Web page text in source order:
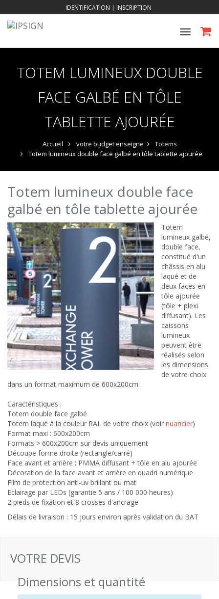
IDENTIFICATION | INSCRIPTION
Toggle
TOTEM LUMINEUX DOUBLE
FACE GALBÉ EN TÔLE
TABLETTE AJOURÉE
Accueil votre budget enseigne
Totems
Totem lumineux double face galbé en tôle tablette ajourée
Totem lumineux double face
galbé en tôle tablette ajourée
Totem
lumineux galbé,
double face,
constitué d'un
châssis en alu
laqué et de
deux faces en
tôle ajourée
(tôle + plexi
diffusant). Les
caissons
lumineux
peuvent être
réalisés selon
les dimensions
de votre choix
dans un format maximum de 600x200cm.
Caractéristiques :
Totem double face galbé
Totem laqué à la couleur RAL de votre choix (voir nuancier)
Format maxi : 600x200cm
Formats > 600x200cm sur devis uniquement
Découpe forme droite (rectangle/carré)
Face avant et arrière : PMMA diffusant + tôle en alu ajourée
Décoration de la face avant et arrière en quadri numérique
Film de protection anti-uv brillant ou mat
Eclairage par LEDs (garantie 5 ans / 100 000 heures)
2 pieds de fixation et 8 crosses d'ancrage
Délais de livraison : 15 jours environ après validation du BAT
VOTRE DEVIS
Dimensions et quantité